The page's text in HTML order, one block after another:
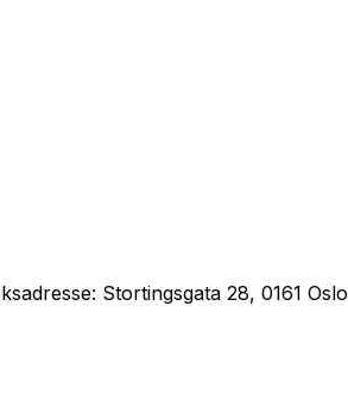
Stortingsgata 28, 0161 Oslo